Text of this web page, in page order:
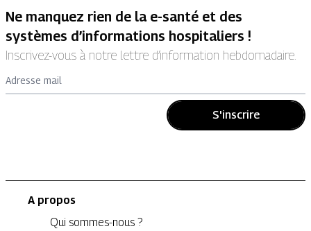
Ne manquez rien de la e-santé et des
systèmes d’informations hospitaliers !
Inscrivez-vous à notre lettre d’information hebdomadaire.
Adresse mail
S'inscrire
A propos
Qui sommes-nous ?